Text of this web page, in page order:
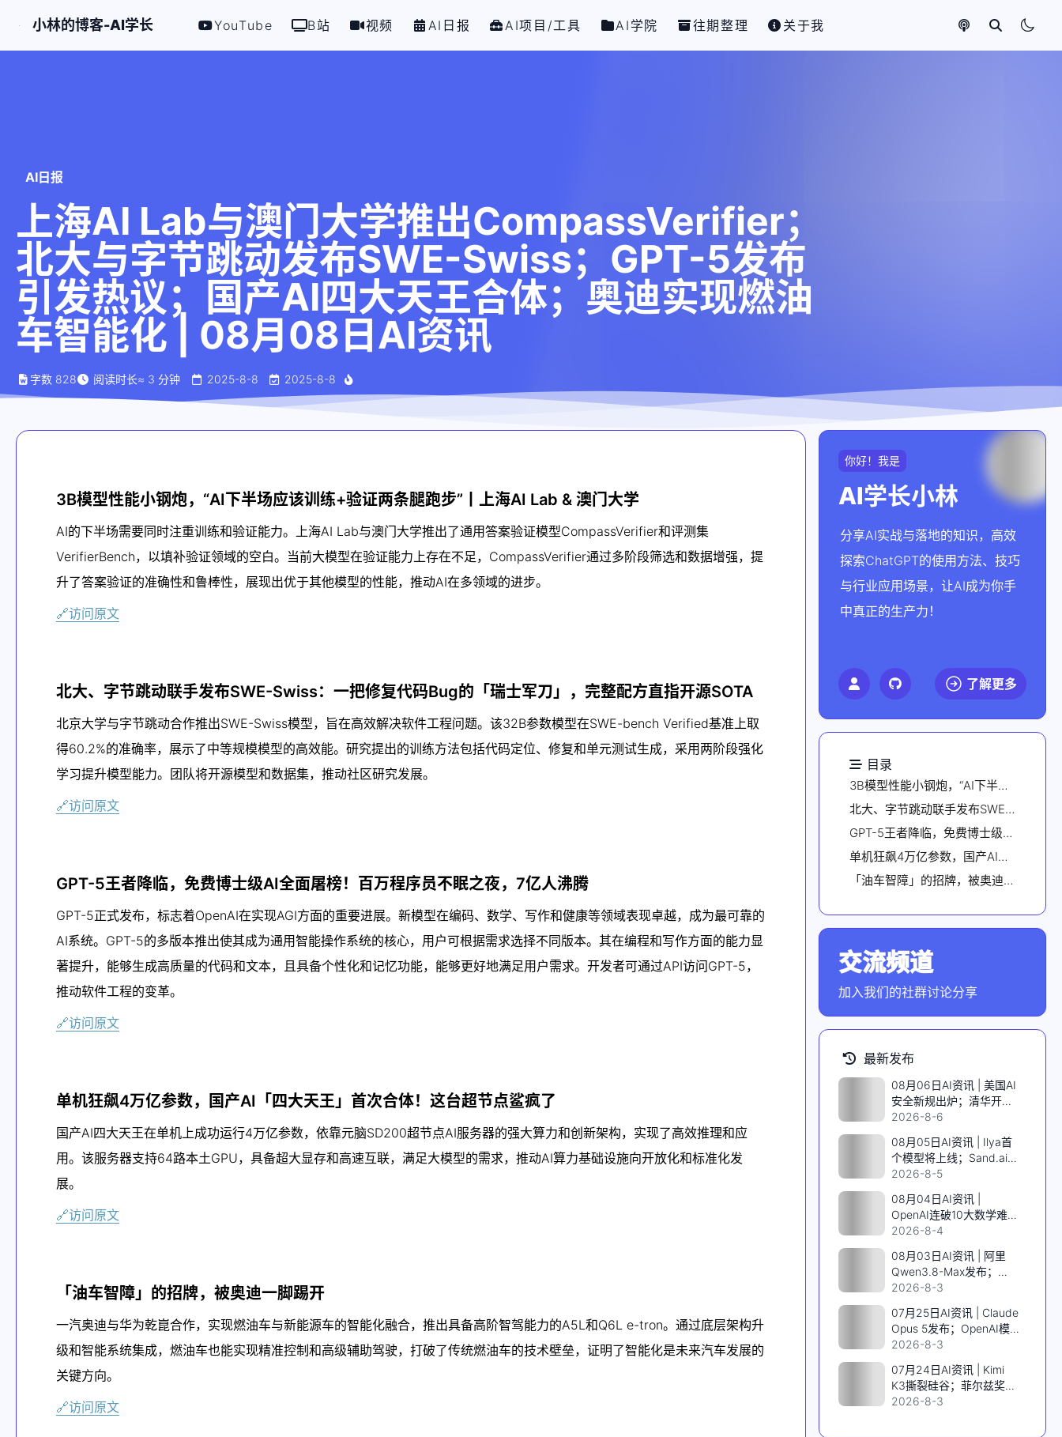
小林的博客-AI学长 YouTube B站 视频 AI日报 AI项目/工具 AI学院 往期整理 关于我
AI日报
上海AI Lab与澳门大学推出CompassVerifier；
北大与字节跳动发布SWE-Swiss；GPT-5发布
引发热议；国产AI四大天王合体；奥迪实现燃油
车智能化 | 08月08日AI资讯
字数 828 阅读时长≈ 3 分钟 2025-8-8 2025-8-8
3B模型性能小钢炮，“AI下半场应该训练+验证两条腿跑步”丨上海AI Lab & 澳门大学
AI的下半场需要同时注重训练和验证能力。上海AI Lab与澳门大学推出了通用答案验证模型CompassVerifier和评测集
VerifierBench，以填补验证领域的空白。当前大模型在验证能力上存在不足，CompassVerifier通过多阶段筛选和数据增强，提
升了答案验证的准确性和鲁棒性，展现出优于其他模型的性能，推动AI在多领域的进步。
🔗访问原文
北大、字节跳动联手发布SWE-Swiss：一把修复代码Bug的「瑞士军刀」，完整配方直指开源SOTA
北京大学与字节跳动合作推出SWE-Swiss模型，旨在高效解决软件工程问题。该32B参数模型在SWE-bench Verified基准上取
得60.2%的准确率，展示了中等规模模型的高效能。研究提出的训练方法包括代码定位、修复和单元测试生成，采用两阶段强化
学习提升模型能力。团队将开源模型和数据集，推动社区研究发展。
🔗访问原文
GPT-5王者降临，免费博士级AI全面屠榜！百万程序员不眠之夜，7亿人沸腾
GPT-5正式发布，标志着OpenAI在实现AGI方面的重要进展。新模型在编码、数学、写作和健康等领域表现卓越，成为最可靠的
AI系统。GPT-5的多版本推出使其成为通用智能操作系统的核心，用户可根据需求选择不同版本。其在编程和写作方面的能力显
著提升，能够生成高质量的代码和文本，且具备个性化和记忆功能，能够更好地满足用户需求。开发者可通过API访问GPT-5，
推动软件工程的变革。
🔗访问原文
单机狂飙4万亿参数，国产AI「四大天王」首次合体！这台超节点鲨疯了
国产AI四大天王在单机上成功运行4万亿参数，依靠元脑SD200超节点AI服务器的强大算力和创新架构，实现了高效推理和应
用。该服务器支持64路本土GPU，具备超大显存和高速互联，满足大模型的需求，推动AI算力基础设施向开放化和标准化发
展。
🔗访问原文
「油车智障」的招牌，被奥迪一脚踢开
一汽奥迪与华为乾崑合作，实现燃油车与新能源车的智能化融合，推出具备高阶智驾能力的A5L和Q6L e-tron。通过底层架构升
级和智能系统集成，燃油车也能实现精准控制和高级辅助驾驶，打破了传统燃油车的技术壁垒，证明了智能化是未来汽车发展的
关键方向。
🔗访问原文
你好！我是
AI学长小林
分享AI实战与落地的知识，高效
探索ChatGPT的使用方法、技巧
与行业应用场景，让AI成为你手
中真正的生产力！
了解更多
目录
3B模型性能小钢炮，“AI下半场应该训练+验证两条腿跑步”丨上海AI Lab & 澳门大学
北大、字节跳动联手发布SWE-Swiss：一把修复代码Bug的「瑞士军刀」，完整配方直指开源SOTA
GPT-5王者降临，免费博士级AI全面屠榜！百万程序员不眠之夜，7亿人沸腾
单机狂飙4万亿参数，国产AI「四大天王」首次合体！这台超节点鲨疯了
「油车智障」的招牌，被奥迪一脚踢开
交流频道
加入我们的社群讨论分享
点击加入社群
最新发布
08月06日AI资讯 | 美国AI
安全新规出炉；清华开源
千亿MoE视频模型；谷歌
Jeff Dean离职创业；
Meta发布编程Agent；
MiniMax H3视频模型低价
上线
2026-8-6
08月05日AI资讯 | Ilya首
个模型将上线；Sand.ai开
源千亿MoE视频模型；
SpaceX英伟达AI算力上
天；阿里发布Qwen3.8
2026-8-5
08月04日AI资讯 |
OpenAI连破10大数学难
题；DeepSeek V4 Flash
低价风暴；Qwen3.8-Max
首发；智元IPO前曝核心
班底
2026-8-4
08月03日AI资讯 | 阿里
Qwen3.8-Max发布；
Karpathy实测Opus5做
《指环王》游戏；AI拿下
IMO满分金牌；Grok学会
看片
2026-8-3
07月25日AI资讯 | Claude
Opus 5发布；OpenAI模
型8月上线；黄仁勋力挺开
源；诺奖得主AI造基因剪
刀
2026-8-3
07月24日AI资讯 | Kimi
K3撕裂硅谷；菲尔兹奖得
主加入OpenAI；Claude
2026-8-3